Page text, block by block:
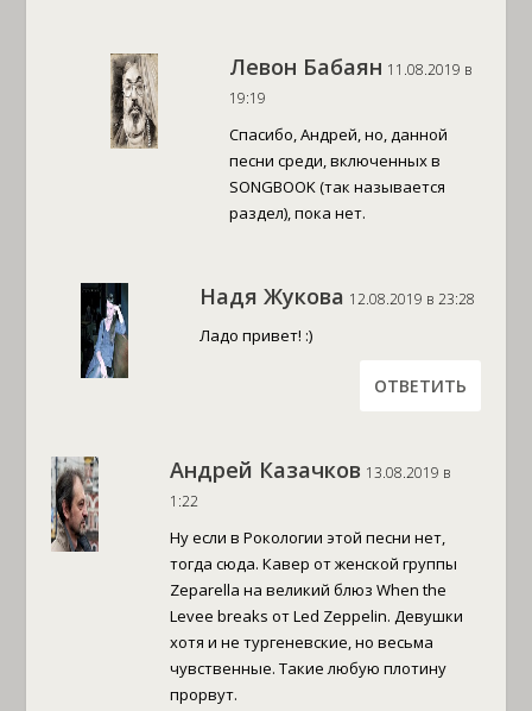
Левон Бабаян 11.08.2019 в
19:19
Спасибо, Андрей, но, данной
песни среди, включенных в
SONGBOOK (так называется
раздел), пока нет.
Надя Жукова 12.08.2019 в 23:28
Ладо привет! :)
ОТВЕТИТЬ
Андрей Казачков 13.08.2019 в
1:22
Ну если в Рокологии этой песни нет,
тогда сюда. Кавер от женской группы
Zeparella на великий блюз When the
Levee breaks от Led Zeppelin. Девушки
хотя и не тургеневские, но весьма
чувственные. Такие любую плотину
прорвут.